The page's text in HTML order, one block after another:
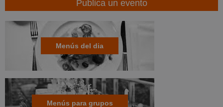
Publica un evento
Menús del dia
Menús para grupos